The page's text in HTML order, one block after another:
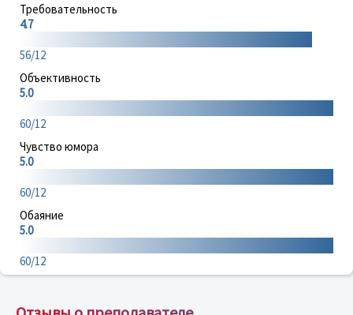
Требовательность
4.7
56/12
Объективность
5.0
60/12
Чувство юмора
5.0
60/12
Обаяние
5.0
60/12